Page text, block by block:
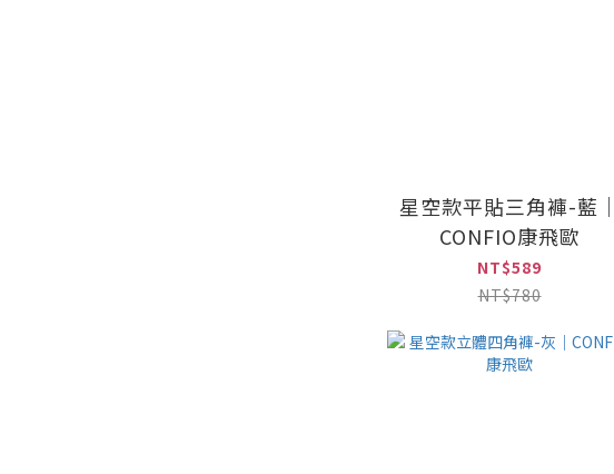
星空款平貼三角褲-藍｜
CONFIO康飛歐
NT$589
NT$780